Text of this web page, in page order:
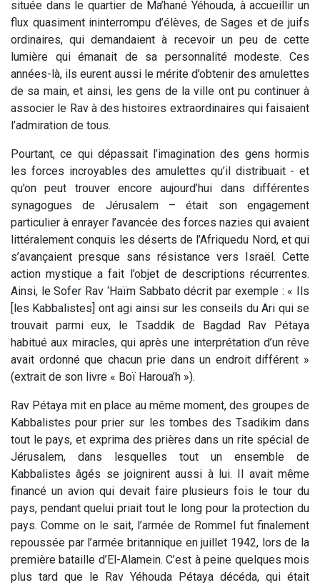
située dans le quartier de Ma’hané Yéhouda, à accueillir un
flux quasiment ininterrompu d’élèves, de Sages et de juifs
ordinaires, qui demandaient à recevoir un peu de cette
lumière qui émanait de sa personnalité modeste. Ces
années-là, ils eurent aussi le mérite d’obtenir des amulettes
de sa main, et ainsi, les gens de la ville ont pu continuer à
associer le Rav à des histoires extraordinaires qui faisaient
l’admiration de tous.
Pourtant, ce qui dépassait l’imagination des gens hormis
les forces incroyables des amulettes qu’il distribuait - et
qu’on peut trouver encore aujourd’hui dans différentes
synagogues de Jérusalem – était son engagement
particulier à enrayer l’avancée des forces nazies qui avaient
littéralement conquis les déserts de l’Afriquedu Nord, et qui
s’avançaient presque sans résistance vers Israël. Cette
action mystique a fait l’objet de descriptions récurrentes.
Ainsi, le Sofer Rav ‘Haïm Sabbato décrit par exemple : « Ils
[les Kabbalistes] ont agi ainsi sur les conseils du Ari qui se
trouvait parmi eux, le Tsaddik de Bagdad Rav Pétaya
habitué aux miracles, qui après une interprétation d’un rêve
avait ordonné que chacun prie dans un endroit différent »
(extrait de son livre « Boï Haroua’h »).
Rav Pétaya mit en place au même moment, des groupes de
Kabbalistes pour prier sur les tombes des Tsadikim dans
tout le pays, et exprima des prières dans un rite spécial de
Jérusalem, dans lesquelles tout un ensemble de
Kabbalistes âgés se joignirent aussi à lui. Il avait même
financé un avion qui devait faire plusieurs fois le tour du
pays, pendant quelui priait tout le long pour la protection du
pays. Comme on le sait, l’armée de Rommel fut finalement
repoussée par l’armée britannique en juillet 1942, lors de la
première bataille d’El-Alamein. C’est à peine quelques mois
plus tard que le Rav Yéhouda Pétaya décéda, qui était